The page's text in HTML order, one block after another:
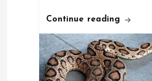
Continue reading